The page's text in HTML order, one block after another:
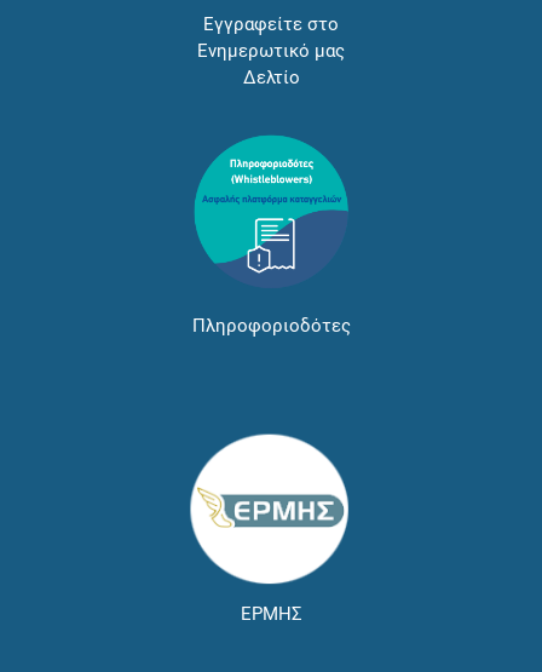
Εγγραφείτε στο
Ενημερωτικό μας
Δελτίο
Πληροφοριοδότες
ΕΡΜΗΣ